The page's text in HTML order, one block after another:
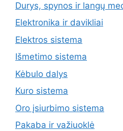
Durys, spynos ir langų
Elektronika ir davikliai
Elektros sistema
Išmetimo sistema
Kėbulo dalys
Kuro sistema
Oro įsiurbimo sistema
Pakaba ir važiuoklė